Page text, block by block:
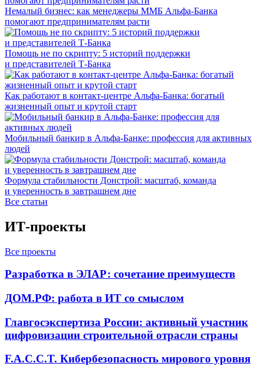
Немалый бизнес: как менеджеры ММБ Альфа-Банка
помогают предпринимателям расти
Помощь не по скрипту: 5 историй поддержки
и представителей Т-Банка
Как работают в контакт-центре Альфа-Банка: богатый
жизненный опыт и крутой старт
Мобильный банкир в Альфа-Банке: профессия для активных
людей
Формула стабильности Донстрой: масштаб, команда
и уверенность в завтрашнем дне
Все статьи
ИТ-проекты
Все проекты
Разработка в ЭЛАР: сочетание преимуществ
ДОМ.РФ: работа в ИТ со смыслом
Главгосэкспертиза России: активный участник
цифровизации строительной отрасли страны
F.A.C.C.T. Кибербезопасность мирового уровня